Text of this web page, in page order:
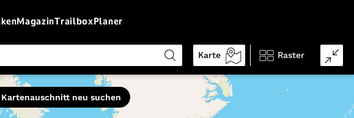
MagazinTrailboxPlaner
Karte Raster
Eigenschaften
schwindelfrei trittsicher
Kartenauschnitt neu suchen